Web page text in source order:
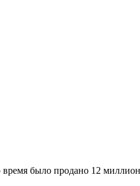
было продано 12